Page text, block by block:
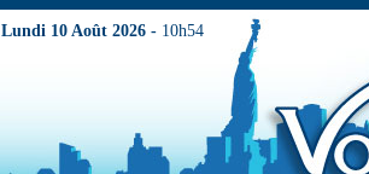
Lundi 10 Août 2026 - 10h54